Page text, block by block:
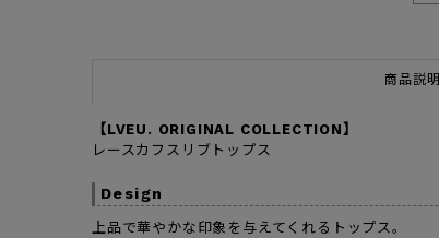
商品説明
【LVEU. ORIGINAL COLLECTION】
レースカフスリブトップス
Design
上品で華やかな印象を与えてくれるトップス。